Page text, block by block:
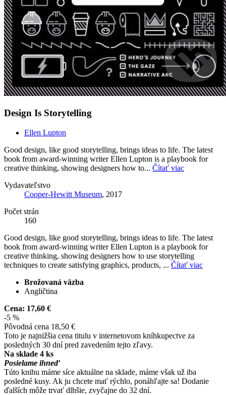
Design Is Storytelling
Ellen Lupton
Good design, like good storytelling, brings ideas to life. The latest
book from award-winning writer Ellen Lupton is a playbook for
creative thinking, showing designers how to... Čítať viac
Vydavateľstvo
Cooper-Hewitt Museum, 2017
Počet strán
160
Good design, like good storytelling, brings ideas to life. The latest
book from award-winning writer Ellen Lupton is a playbook for
creative thinking, showing designers how to use storytelling
techniques to create satisfying graphics, products, ... Čítať viac
Brožovaná väzba
Angličtina
Cena: 17,60 €
-5 %
Pôvodná cena 18,50 €
Toto je najnižšia cena titulu v internetovom kníhkupectve za
posledných 30 dní pred zavedením tejto zľavy.
Na sklade 4 ks
Posielame ihneď
Túto knihu máme síce aktuálne na sklade, máme však už iba
posledné kusy. Ak ju chcete mať rýchlo, ponáhľajte sa! Dodanie
ďalších môže trvať dlhšie, zvyčajne do 32 dní.